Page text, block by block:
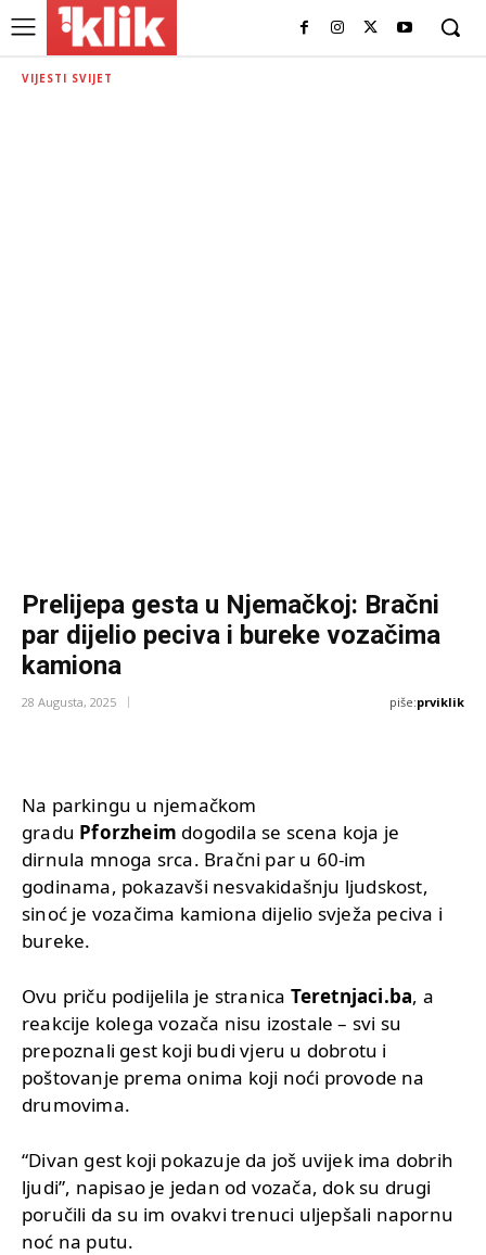
VIJESTI SVIJET
Prelijepa gesta u Njemačkoj: Bračni
par dijelio peciva i bureke vozačima
kamiona
28 Augusta, 2025 piše:prviklik
Na parkingu u njemačkom
gradu Pforzheim dogodila se scena koja je
dirnula mnoga srca. Bračni par u 60-im
godinama, pokazavši nesvakidašnju ljudskost,
sinoć je vozačima kamiona dijelio svježa peciva i
bureke.
Ovu priču podijelila je stranica Teretnjaci.ba, a
reakcije kolega vozača nisu izostale – svi su
prepoznali gest koji budi vjeru u dobrotu i
poštovanje prema onima koji noći provode na
drumovima.
“Divan gest koji pokazuje da još uvijek ima dobrih
ljudi”, napisao je jedan od vozača, dok su drugi
poručili da su im ovakvi trenuci uljepšali napornu
noć na putu.